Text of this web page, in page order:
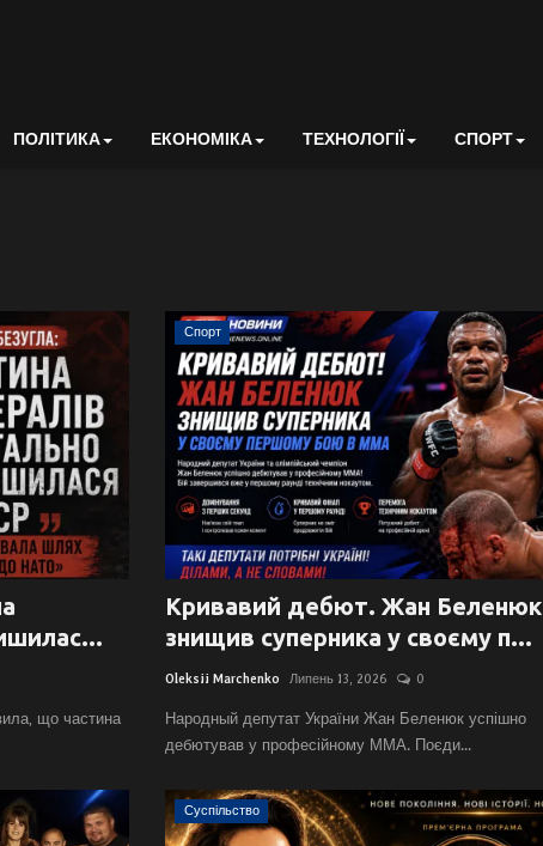
ПОЛІТИКА ЕКОНОМІКА ТЕХНОЛОГІЇ СПОРТ
що частина
Спорт
Кривавий дебют. Жан Беленюк
знищив суперника у своєму п...
Oleksii Marchenko Липень 13, 2026 0
Народный депутат України Жан Беленюк успішно
дебютував у професійному ММА. Поєди...
Суспільство